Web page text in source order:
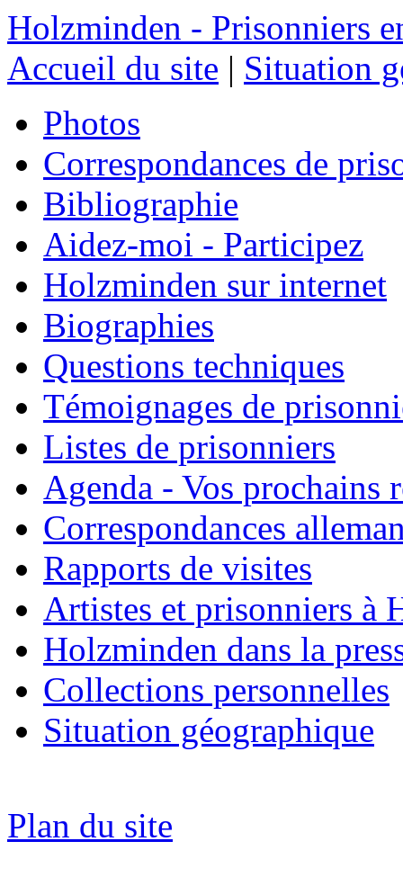
Holzminden - Prisonniers
Accueil du site | Situation
Photos
Correspondances de
Bibliographie
Aidez-moi - Participez
Holzminden sur internet
Biographies
Questions techniques
Témoignages de
Listes de prisonniers
Agenda - Vos prochains
Correspondances
Rapports de visites
Artistes et prisonniers à
Holzminden dans la
Collections personnelles
Situation géographique
Plan du site